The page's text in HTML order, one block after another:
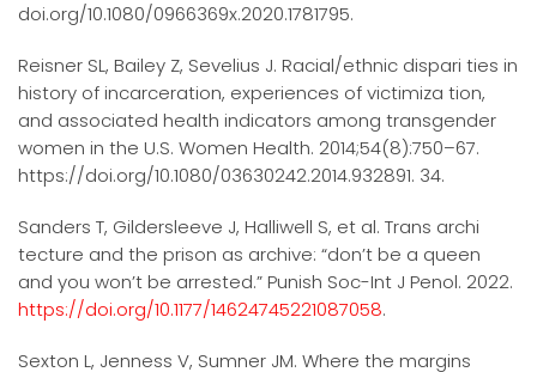
doi.org/10.1080/0966369x.2020.1781795.
Reisner SL, Bailey Z, Sevelius J. Racial/ethnic dispari ties in
history of incarceration, experiences of victimiza tion,
and associated health indicators among transgender
women in the U.S. Women Health. 2014;54(8):750–67.
https://doi.org/10.1080/03630242.2014.932891. 34.
Sanders T, Gildersleeve J, Halliwell S, et al. Trans archi
tecture and the prison as archive: “don’t be a queen
and you won’t be arrested.” Punish Soc-Int J Penol. 2022.
https://doi.org/10.1177/14624745221087058.
Sexton L, Jenness V, Sumner JM. Where the margins